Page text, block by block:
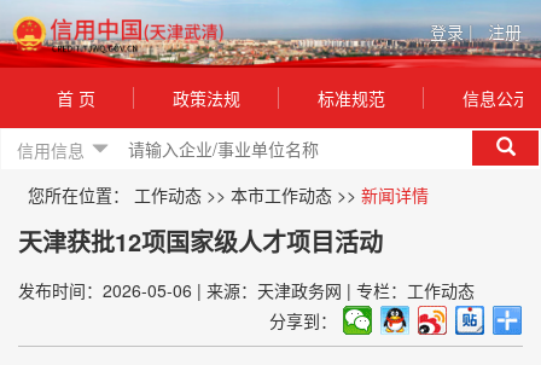
登录| 注册
首 页 政策法规 标准规范 信息公示
信用信息
您所在位置： 工作动态 >> 本市工作动态 >> 新闻详情
天津获批12项国家级人才项目活动
发布时间：2026-05-06 | 来源：天津政务网 | 专栏：工作动态
分享到：